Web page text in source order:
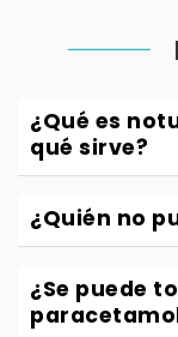
¿Qué es
qué sirve?
¿Quién no
¿Se puede